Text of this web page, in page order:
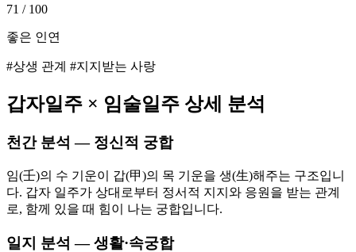
71 / 100
좋은 인연
#상생 관계 #지지받는 사랑
갑자일주 × 임술일주 상세 분석
천간 분석 — 정신적 궁합
임(壬)의 수 기운이 갑(甲)의 목 기운을 생(生)해주는 구조입니
다. 갑자 일주가 상대로부터 정서적 지지와 응원을 받는 관계
로, 함께 있을 때 힘이 나는 궁합입니다.
일지 분석 — 생활·속궁합